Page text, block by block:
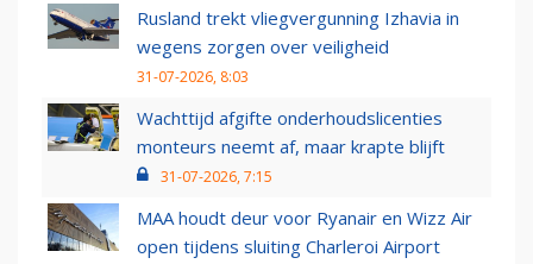
Rusland trekt vliegvergunning Izhavia in
wegens zorgen over veiligheid
31-07-2026, 8:03
Wachttijd afgifte onderhoudslicenties
monteurs neemt af, maar krapte blijft
31-07-2026, 7:15
MAA houdt deur voor Ryanair en Wizz Air
open tijdens sluiting Charleroi Airport